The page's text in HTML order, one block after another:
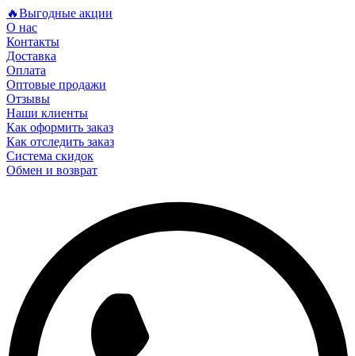
🔥Выгодные акции
О нас
Контакты
Доставка
Оплата
Оптовые продажи
Отзывы
Наши клиенты
Как оформить заказ
Как отследить заказ
Система скидок
Обмен и возврат